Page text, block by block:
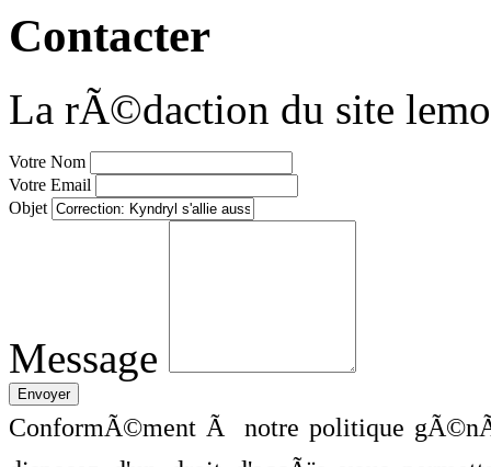
Contacter
La rÃ©daction du site
Votre Nom
Votre Email
Objet
Message
ConformÃ©ment Ã notre politique